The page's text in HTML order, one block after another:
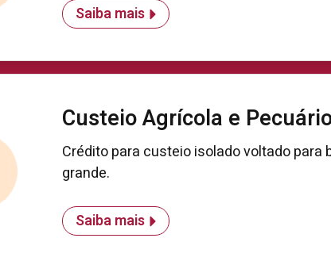
Saiba mais
Custeio Agrícola e
Crédito para custeio isolado voltado para
grande.
Saiba mais